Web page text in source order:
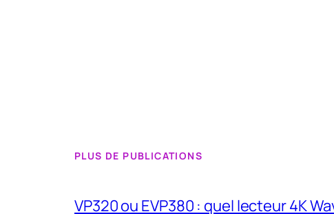
PLUS DE PUBLICATIONS
VP320 ou EVP380 : quel lecteur 4K